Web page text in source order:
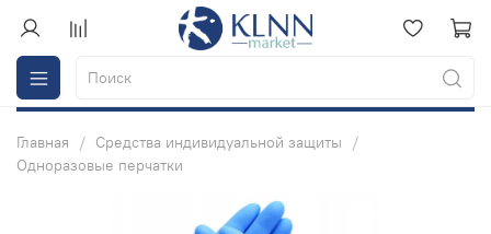
Главная
Средства индивидуальной защиты
Одноразовые перчатки